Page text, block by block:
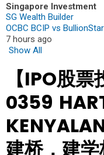
Singapore Investment
SG Wealth Builder
OCBC BCIP vs
7 hours ago
Show All
【IPO股
0359
建桥，建